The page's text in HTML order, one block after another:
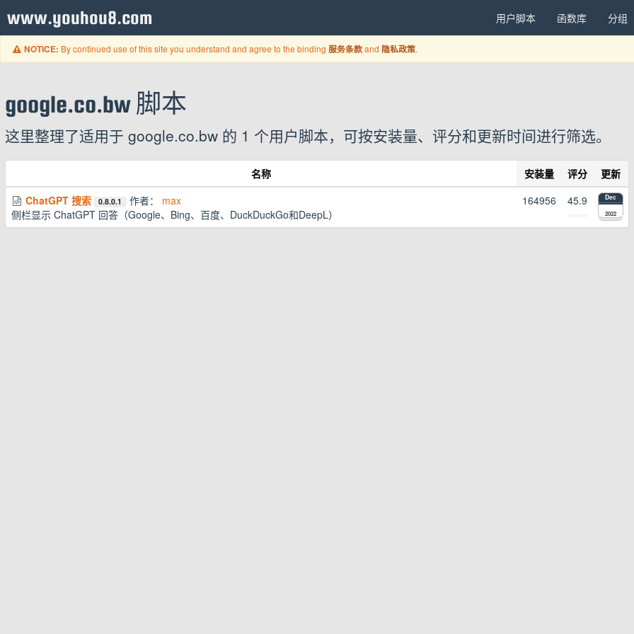
www.youhou8.com 用户脚本 函数库 分组
NOTICE: By continued use of this site you understand and agree to the binding 服务条款and 隐私政策.
google.co.bw 脚本
这里整理了适用于 google.co.bw 的 1 个用户脚本，可按安装量、评分和更新时间进行筛选。
名称 安装量 评分
更新
ChatGPT 搜索
0.8.0.1 作者： max
侧栏显示 ChatGPT 回答（Google、Bing、百度、DuckDuckGo和DeepL）
164956 45.9 Dec
2022